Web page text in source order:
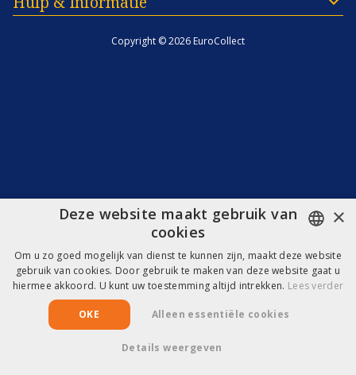
Copyright © 2026 EuroCollect
DUTCH
FRENCH
×
Deze website maakt gebruik van
cookies
Om u zo goed mogelijk van dienst te kunnen zijn, maakt deze website
gebruik van cookies. Door gebruik te maken van deze website gaat u
hiermee akkoord. U kunt uw toestemming altijd intrekken. Lees verder
OKE Alleen essentiële cookies
Details weergeven